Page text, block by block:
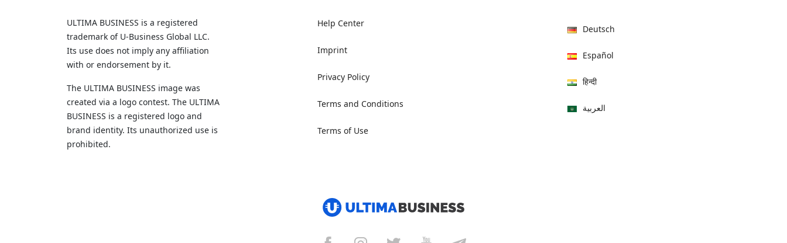
ULTIMA BUSINESS is a registered
trademark of U‑Business Global LLC.
Its use does not imply any affiliation
with or endorsement by it.
The ULTIMA BUSINESS image was
created via a logo contest. The ULTIMA
BUSINESS is a registered logo and
brand identity. Its unauthorized use is
prohibited.
Help Center
Imprint
Privacy Policy
Terms and Conditions
Terms of Use
Deutsch
Español
हिन्दी
العربية